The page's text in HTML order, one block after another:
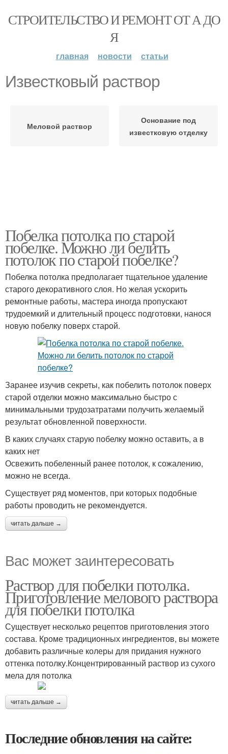
СТРОИТЕЛЬСТВО И РЕМОНТ ОТ А ДО
Я
главная новости статьи
Известковый раствор
Меловой раствор
Основание под
известковую отделку
Побелка потолка по старой
побелке. Можно ли белить
потолок по старой побелке?
Побелка потолка предполагает тщательное удаление
старого декоративного слоя. Но желая ускорить
ремонтные работы, мастера иногда пропускают
трудоемкий и длительный процесс подготовки, нанося
новую побелку поверх старой.
Заранее изучив секреты, как побелить потолок поверх
старой отделки можно максимально быстро с
минимальными трудозатратами получить желаемый
результат обновленной поверхности.
В каких случаях старую побелку можно оставить, а в
каких нет
Освежить побеленный ранее потолок, к сожалению,
можно не всегда.
Существует ряд моментов, при которых подобные
работы проводить не рекомендуется.
читать дальше →
Вас может заинтересовать
Раствор для побелки потолка.
Приготовление мелового раствора
для побелки потолка
Существует несколько рецептов приготовления этого
состава. Кроме традиционных ингредиентов, вы можете
добавить различные колеры для придания нужного
оттенка потолку.Концентрированный раствор из сухого
мела для потолка
читать дальше →
Последние обновления на сайте: